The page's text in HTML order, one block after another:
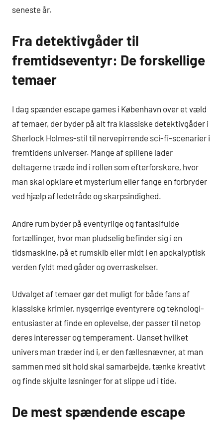
seneste år.
Fra detektivgåder til
fremtidseventyr: De forskellige
temaer
I dag spænder escape games i København over et væld
af temaer, der byder på alt fra klassiske detektivgåder i
Sherlock Holmes-stil til nervepirrende sci-fi-scenarier i
fremtidens universer. Mange af spillene lader
deltagerne træde ind i rollen som efterforskere, hvor
man skal opklare et mysterium eller fange en forbryder
ved hjælp af ledetråde og skarpsindighed.
Andre rum byder på eventyrlige og fantasifulde
fortællinger, hvor man pludselig befinder sig i en
tidsmaskine, på et rumskib eller midt i en apokalyptisk
verden fyldt med gåder og overraskelser.
Udvalget af temaer gør det muligt for både fans af
klassiske krimier, nysgerrige eventyrere og teknologi-
entusiaster at finde en oplevelse, der passer til netop
deres interesser og temperament. Uanset hvilket
univers man træder ind i, er den fællesnævner, at man
sammen med sit hold skal samarbejde, tænke kreativt
og finde skjulte løsninger for at slippe ud i tide.
De mest spændende escape